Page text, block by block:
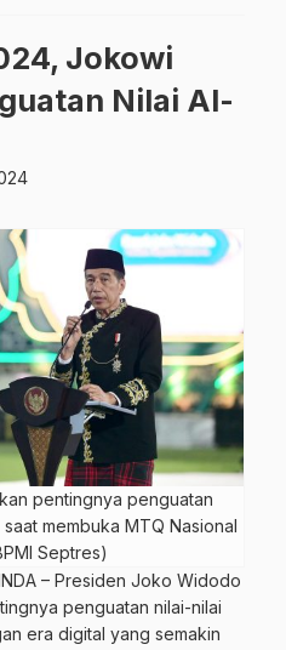
Jokowi
Nilai Al-
pentingnya penguatan
membuka MTQ Nasional
Septres)
– Presiden Joko Widodo
penguatan nilai-nilai
era digital yang semakin